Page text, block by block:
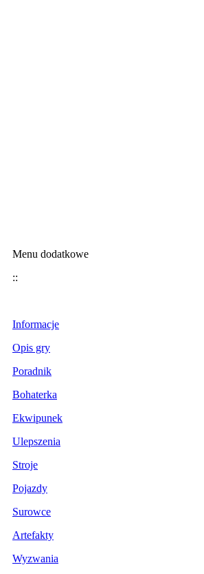
Menu dodatkowe
::
Informacje
Opis gry
Poradnik
Bohaterka
Ekwipunek
Ulepszenia
Stroje
Pojazdy
Surowce
Artefakty
Wyzwania